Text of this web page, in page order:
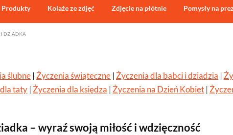
Produkty Kolaże ze zdjęć Zdjęcie na płótnie Pomysły na
I DZIADKA
ślubne | Życzenia świąteczne | Życzenia dla babci i dziadzia |
taty | Życzenia dla księdza | Życzenia na Dzień Kobiet |
– wyraź swoją miłość i wdzięczność